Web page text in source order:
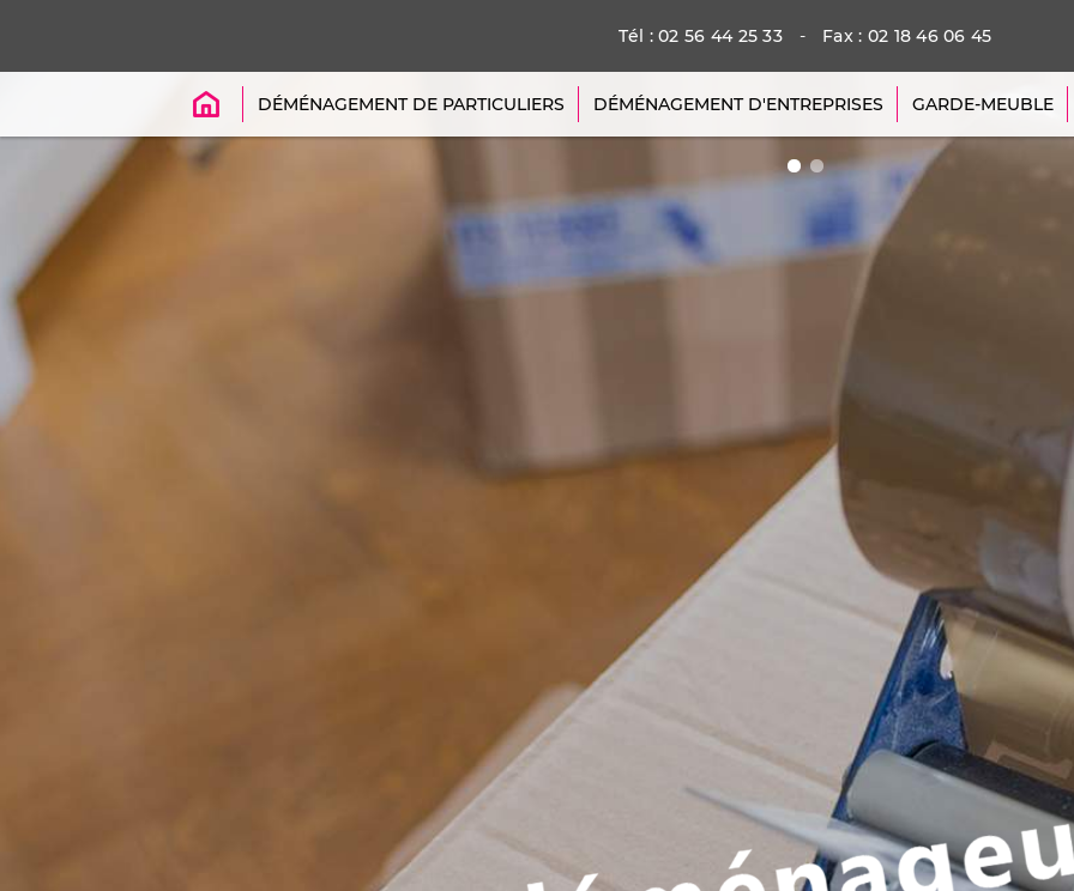
Tél : 02 56 44 25 33 - Fax : 02 18 46 06 45
ACCUEIL DÉMÉNAGEMENT DE PARTICULIERS DÉMÉNAGEMENT D'ENTREPRISES GARDE-MEUBLE